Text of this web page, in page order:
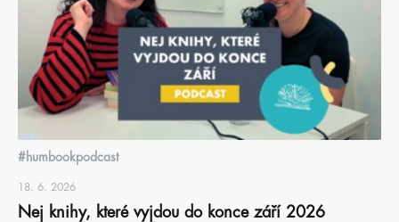
#humbookpodcast
18. 6. 2026
Nej knihy, které vyjdou do konce září 2026